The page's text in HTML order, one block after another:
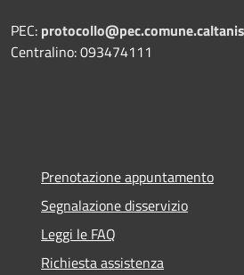
PEC:
Centralino: 093474111
Prenotazione appuntamento
Segnalazione disservizio
Leggi le FAQ
Richiesta assistenza